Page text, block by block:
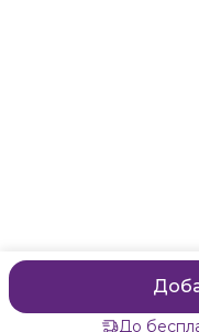
До